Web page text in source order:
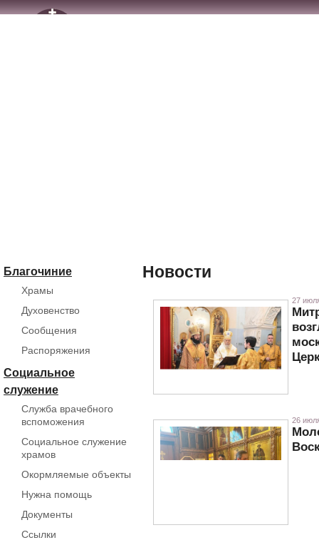
Благочиние
Храмы
Духовенство
Сообщения
Распоряжения
Социальное
служение
Служба врачебного
вспоможения
Социальное служение
храмов
Окормляемые объекты
Нужна помощь
Документы
Ссылки
Новости
27
26